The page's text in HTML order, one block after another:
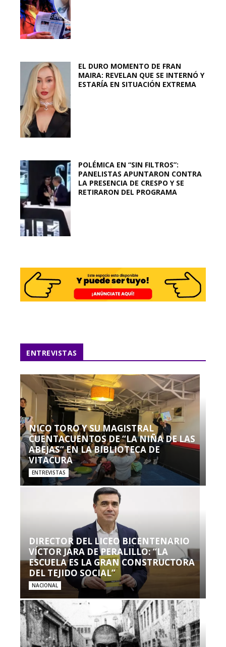
EL DURO MOMENTO DE FRAN
MAIRA: REVELAN QUE SE INTERNÓ Y
ESTARÍA EN SITUACIÓN EXTREMA
POLÉMICA EN “SIN FILTROS”:
PANELISTAS APUNTARON CONTRA
LA PRESENCIA DE CRESPO Y SE
RETIRARON DEL PROGRAMA
ENTREVISTAS
NICO TORO Y SU MAGISTRAL
CUENTACUENTOS DE “LA NIÑA DE LAS
ABEJAS” EN LA BIBLIOTECA DE
VITACURA
ENTREVISTAS
DIRECTOR DEL LICEO BICENTENARIO
VÍCTOR JARA DE PERALILLO: “LA
ESCUELA ES LA GRAN CONSTRUCTORA
DEL TEJIDO SOCIAL”
NACIONAL